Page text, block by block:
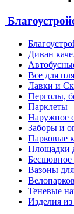
Диван
Все для
Лавки и
Перголы,
Парклеты
Наружное
Заборы и
Парковые
Площадки
Бесшовное
Вазоны
Теневые
Изделия